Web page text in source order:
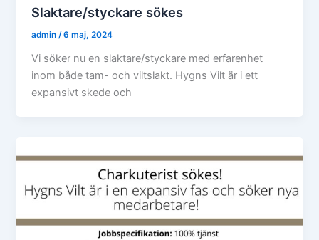
Slaktare/styckare sökes
admin/6 maj, 2024
Vi söker nu en slaktare/styckare med erfarenhet
inom både tam- och viltslakt. Hygns Vilt är i ett
expansivt skede och